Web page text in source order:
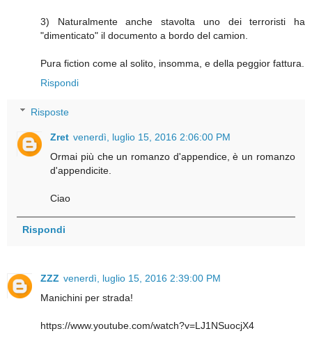
3) Naturalmente anche stavolta uno dei terroristi ha
"dimenticato" il documento a bordo del camion.
Pura fiction come al solito, insomma, e della peggior fattura.
Rispondi
Risposte
Zret venerdì, luglio 15, 2016 2:06:00 PM
Ormai più che un romanzo d'appendice, è un romanzo
d'appendicite.
Ciao
Rispondi
ZZZ venerdì, luglio 15, 2016 2:39:00 PM
Manichini per strada!
https://www.youtube.com/watch?v=LJ1NSuocjX4